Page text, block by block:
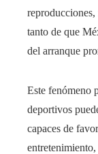
tanto de que
del arranque
Este fenómeno
deportivos
capaces de